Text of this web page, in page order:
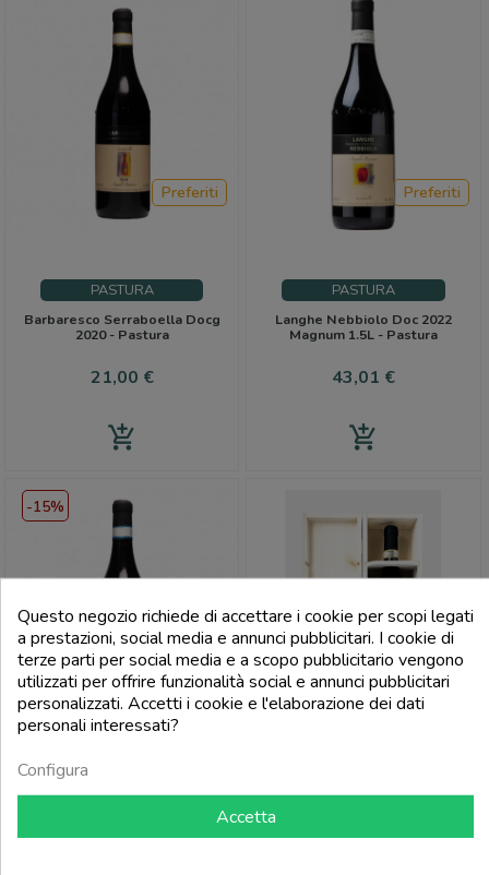
PASTURA
Barbaresco Serraboella Docg
2020 - Pastura
Prezzo
21,00 €
Preferiti
add_shopping_cart
PASTURA
Langhe Nebbiolo Doc 2022
Magnum 1.5L - Pastura
Prezzo
43,01 €
Preferiti
add_shopping_cart
Preferiti
-15%
Barbaresco Serraboella Docg
2019 Magnum 1.5L - Pastura
Preferiti
Questo negozio richiede di accettare i cookie per scopi legati
a prestazioni, social media e annunci pubblicitari. I cookie di
terze parti per social media e a scopo pubblicitario vengono
utilizzati per offrire funzionalità social e annunci pubblicitari
personalizzati. Accetti i cookie e l'elaborazione dei dati
personali interessati?
Configura
Accetta